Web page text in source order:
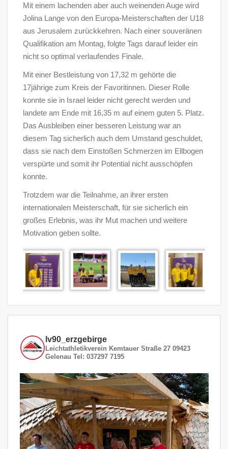
Mit einem lachenden aber auch weinenden Auge wird
Jolina Lange von den Europa-Meisterschaften der U18
aus Jerusalem zurückkehren. Nach einer souveränen
Qualifikation am Montag, folgte Tags darauf leider ein
nicht so optimal verlaufendes Finale.
Mit einer Bestleistung von 17,32 m gehörte die
17jährige zum Kreis der Favoritinnen. Dieser Rolle
konnte sie in Israel leider nicht gerecht werden und
landete am Ende mit 16,35 m auf einem guten 5. Platz.
Das Ausbleiben einer besseren Leistung war an
diesem Tag sicherlich auch dem Umstand geschuldet,
dass sie nach dem Einstoßen Schmerzen im Ellbogen
verspürte und somit ihr Potential nicht ausschöpfen
konnte.
Trotzdem war die Teilnahme, an ihrer ersten
internationalen Meisterschaft, für sie sicherlich ein
großes Erlebnis, was ihr Mut machen und weitere
Motivation geben sollte.
lv90_erzgebirge
Leichtathletikverein Kemtauer Straße 27 09423
Gelenau Tel: 037297 7195